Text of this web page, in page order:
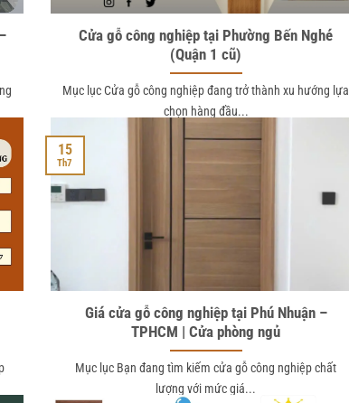
Cửa gỗ công nghiệp tại Phường Bến Nghé
(Quận 1 cũ)
Mục lục Cửa gỗ công nghiệp đang trở thành xu hướng lựa
chọn hàng đầu...
Giá cửa gỗ công nghiệp tại Phú Nhuận –
TPHCM | Cửa phòng ngủ
Mục lục Bạn đang tìm kiếm cửa gỗ công nghiệp chất
lượng với mức giá...
15
Th7